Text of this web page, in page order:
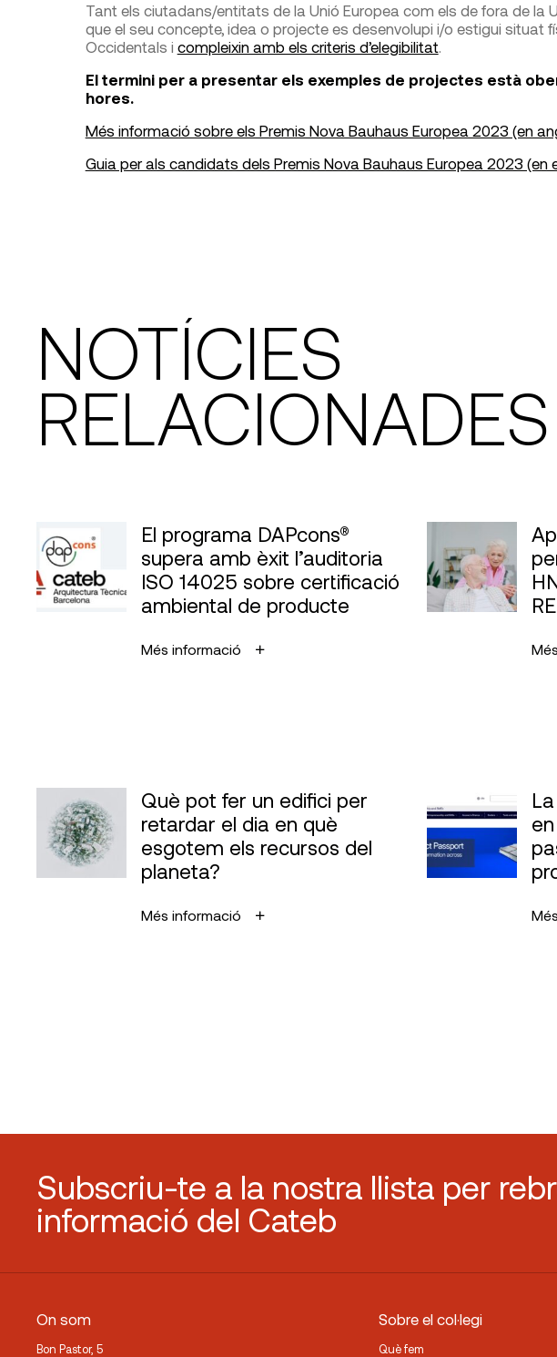
Tant els ciutadans/entitats de la Unió Europea com els de fora de la
que el seu concepte, idea o projecte es desenvolupi i/o estigui situat
Occidentals i compleixin amb els criteris d’elegibilitat.
El termini per a presentar els exemples de projectes està
hores.
Més informació sobre els Premis Nova Bauhaus Europea 2023 (en
Guia per als candidats dels Premis Nova Bauhaus Europea 2023 (en
NOTÍCIES
RELACIONADES
El programa DAPcons®
supera amb èxit l’auditoria
ISO 14025 sobre certificació
ambiental de producte
Més informació
Què pot fer un edifici per
retardar el dia en què
esgotem els recursos del
planeta?
Més informació
Subscriu-te a la nostra llista per
informació del Cateb
On som
Bon Pastor, 5
Sobre el col·legi
Què fem